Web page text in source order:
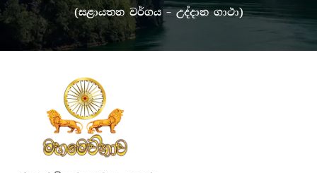
(සළායතන වර්ගය – උද්දාන ගාථා)